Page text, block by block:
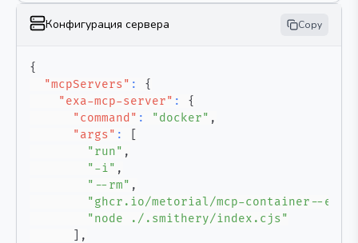
Конфигурация сервера Copy
{
"mcpServers" :
{
"exa-mcp-server" :
{
"command" : "docker" ,
"args" :
"run" ,
"-i" ,
"--rm" ,
"ghcr.io/metorial/mcp-container--exa-
"node ./.smithery/index.cjs"
,